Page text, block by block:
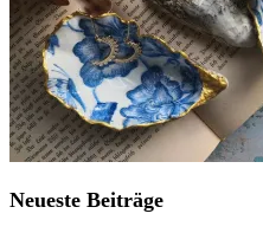
Neueste Beiträge